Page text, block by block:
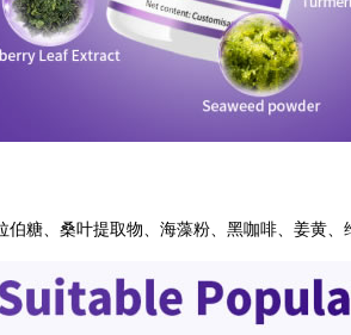
伯糖、桑叶提取物、海藻粉、黑咖啡、姜黄、